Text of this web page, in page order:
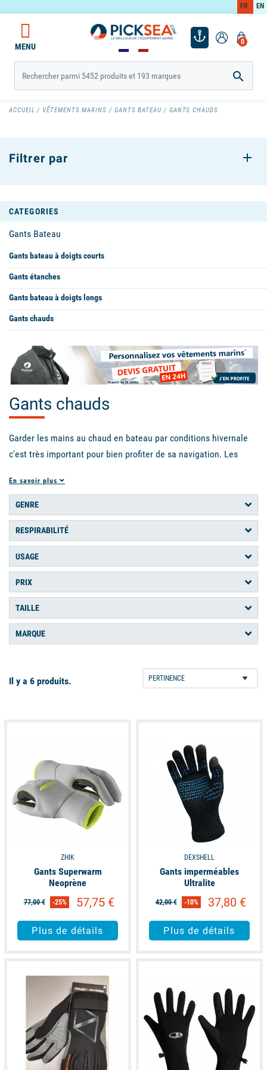
FR EN
0
MENU

ACCUEIL VÊTEMENTS MARINS GANTS BATEAU GANTS CHAUDS
CATEGORIES
Gants Bateau
Gants bateau à doigts courts
Gants étanches
Gants bateau à doigts longs
Gants chauds
Filtrer par
Gants chauds
Garder les mains au chaud en bateau par conditions hivernale
c'est très important pour bien profiter de sa navigation. Les
peuvent être combinés avec des gants étanches ou des gants
professionnels. Ce choix de gants est pour la pratique de la
croisière ou toute autre activité extérieure dans le cas ou vous
n'etes pas exposés à la forte abrasion des bouts et cordages et
mais offrent juste une excellente protection thermique.
En savoir plus
GENRE
RESPIRABILITÉ
USAGE
PRIX
TAILLE
MARQUE
Il y a 6 produits.
ZHIK
Gants Superwarm
Neoprène
77,00 € -25% 57,75 €
Plus de détails
DEXSHELL
Gants imperméables
Ultralite
42,00 € -10% 37,80 €
Plus de détails
available